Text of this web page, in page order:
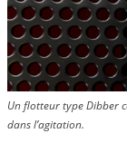
Un flotteur type Dibber
dans l’agitation.